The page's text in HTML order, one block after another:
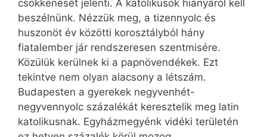
csökkenését jelenti. A katolikusok hiányáról kell
beszélnünk. Nézzük meg, a tizennyolc és
huszonöt év közötti korosztályból hány
fiatalember jár rendszeresen szentmisére.
Közülük kerülnek ki a papnövendékek. Ezt
tekintve nem olyan alacsony a létszám.
Budapesten a gyerekek negyvenhét-
negyvennyolc százalékát keresztelik meg latin
katolikusnak. Egyházmegyénk vidéki területén